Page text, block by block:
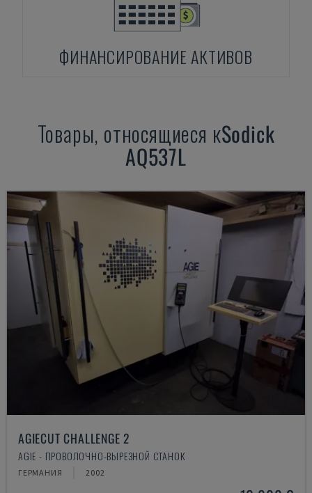
ФИНАНСИРОВАНИЕ АКТИВОВ
Товары, относящиеся кSodick
AQ537L
AGIECUT CHALLENGE 2
AGIE - ПРОВОЛОЧНО-ВЫРЕЗНОЙ СТАНОК
ГЕРМАНИЯ 2002